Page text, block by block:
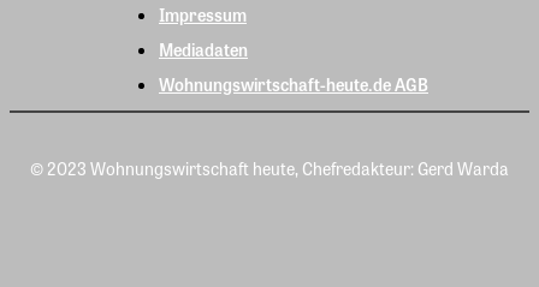
Impressum
Mediadaten
Wohnungswirtschaft-heute.de AGB
© 2023 Wohnungswirtschaft heute, Chefredakteur: Gerd Warda